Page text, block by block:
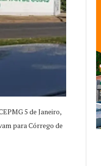
5 de Janeiro,
para Córrego de